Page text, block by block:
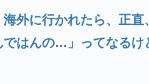
海外に行かれたら、正
はんの…」ってなるけ